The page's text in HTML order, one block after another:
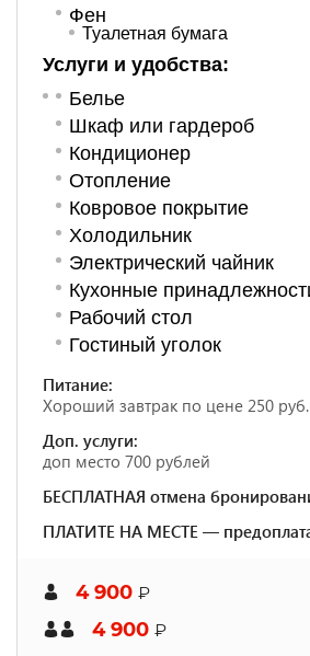
Фен
Туалетная бумага
Услуги и удобства: ​
Белье
Шкаф или гардероб
Кондиционер
Отопление
Ковровое покрытие
Холодильник
Электрический чайник
Кухонные
Рабочий стол
Гостиный уголок
Питание:
Хороший завтрак по цене 250 руб.
Доп. услуги:
доп место 700 рублей
БЕСПЛАТНАЯ отмена
ПЛАТИТЕ НА МЕСТЕ — предоплата
4 900 ₽
4 900 ₽